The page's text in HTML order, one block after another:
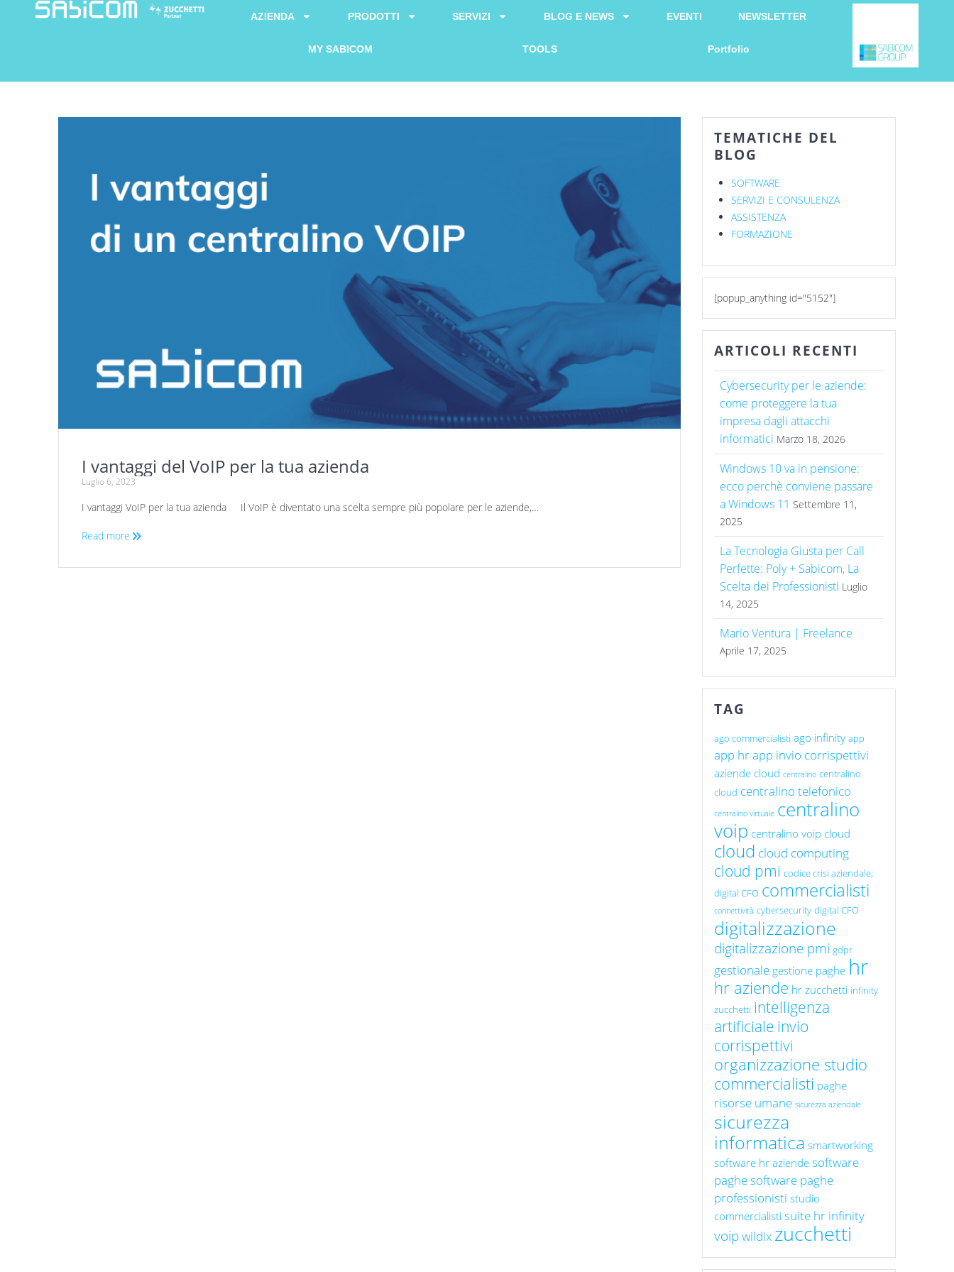
AZIENDA PRODOTTI SERVIZI BLOG E NEWS EVENTI NEWSLETTER
MY SABICOM TOOLS Portfolio
I vantaggi del VoIP per la tua azienda
Luglio 6, 2023
I vantaggi VoIP per la tua azienda Il VoIP è diventato una scelta sempre più popolare per le aziende,…
Read more
TEMATICHE DEL
BLOG
SOFTWARE
SERVIZI E CONSULENZA
ASSISTENZA
FORMAZIONE
[popup_anything id="5152"]
ARTICOLI RECENTI
Cybersecurity per le aziende:
come proteggere la tua
impresa dagli attacchi
informatici Marzo 18, 2026
Windows 10 va in pensione:
ecco perchè conviene passare
a Windows 11 Settembre 11,
2025
La Tecnologia Giusta per Call
Perfette: Poly + Sabicom, La
Scelta dei Professionisti Luglio
14, 2025
Mario Ventura | Freelance
Aprile 17, 2025
TAG
ago commercialisti ago infinity app
app hrapp invio corrispettivi
aziende cloud centralino centralino
cloud centralino telefonico
centralino virtuale centralino
voip centralino voip cloud
cloud cloud computing
cloud pmi codice crisi aziendale;
digital CFO commercialisti
connettività cybersecurity digital CFO
digitalizzazione
digitalizzazione pmi gdpr
gestionale gestione paghe hr
hr aziende hr zucchetti infinity
zucchetti intelligenza
artificiale invio
corrispettivi
organizzazione studio
commercialisti paghe
risorse umane sicurezza aziendale
sicurezza
informatica smartworking
software hr aziende software
paghesoftware paghe
professionisti studio
commercialisti suite hr infinity
voipwildix zucchetti